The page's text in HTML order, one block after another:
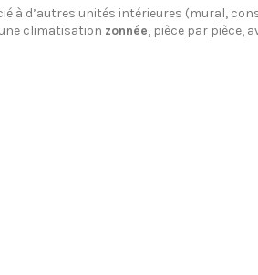
à d’autres unités intérieures (mural,
climatisation zonnée, pièce par pièce,